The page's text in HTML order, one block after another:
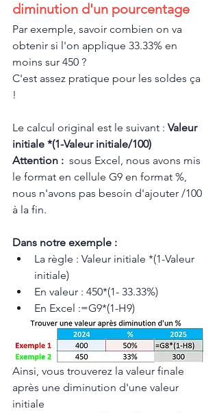
diminution d'un pourcentage
Par exemple, savoir combien on va
obtenir si l'on applique 33.33% en
moins sur 450 ?
C'est assez pratique pour les soldes ça
!
Le calcul original est le suivant : Valeur
initiale *(1-Valeur initiale/100)
Attention : sous Excel, nous avons mis
le format en cellule G9 en format %,
nous n'avons pas besoin d'ajouter /100
à la fin.
Dans notre exemple :
La règle : Valeur initiale *(1-Valeur
initiale)
En valeur : 450*(1- 33.33%)
En Excel :=G9*(1-H9)
Ainsi, vous trouverez la valeur finale
après une diminution d'une valeur
initiale